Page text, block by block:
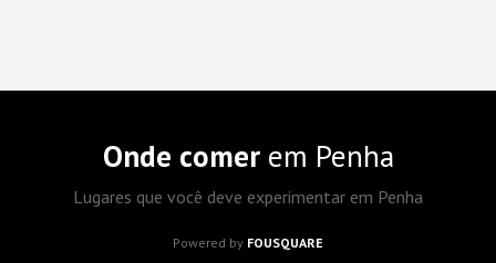
Onde comerem Penha
Lugares que você deve experimentar em Penha
Powered by FOUSQUARE